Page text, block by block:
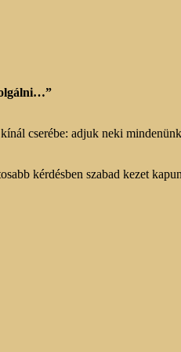
cserébe: adjuk neki
kérdésben szabad kezet